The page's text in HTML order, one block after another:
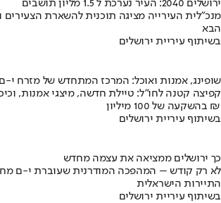
ירושלים 2040: העיר נערכת ל 1.5 מליון תושבים
מנכ"לית העירייה מציגה תוכנית להשארת הצעירים
הבא
בשיתוף עיריית ירושלים
שופינג, אמנות ואוכל: המרכז המתחדש של מזרח י-ם
קפיצה קטנה לחו"ל: טיילת חדשה, מיצגי אמנות,
בהשקעה של 100 מיליון ₪
בשיתוף עיריית ירושלים
כך ירושלים ממציאה את עצמה מחדש
לא רק קודש – המהפכה המודרנית שעוברת י-ם
התיירות הישראלית
בשיתוף עיריית ירושלים